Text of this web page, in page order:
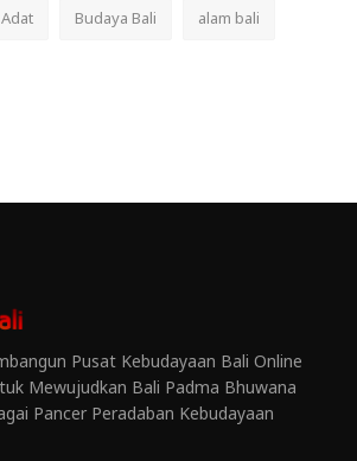
Budaya Bali alam bali
Pusat Kebudayaan Bali Online
Mewujudkan Bali Padma Bhuwana
Pancer Peradaban Kebudayaan